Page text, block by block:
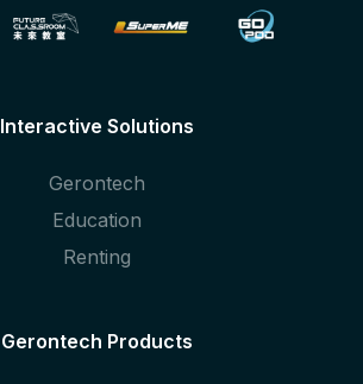
Interactive Solutions
Gerontech
Education
Renting
Gerontech Products